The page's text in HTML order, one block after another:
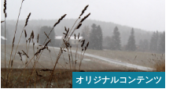
オリジナルコンテンツ